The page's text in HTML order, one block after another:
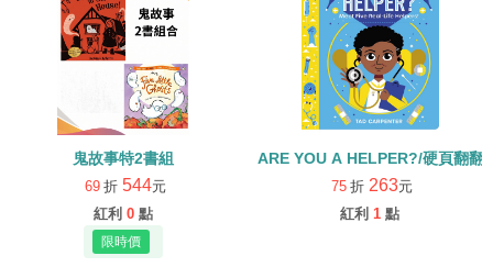
鬼故事特2書組
69 折 544元
紅利 0 點
ARE YOU A HELPER?/硬頁翻翻
75 折 263元
紅利 1 點